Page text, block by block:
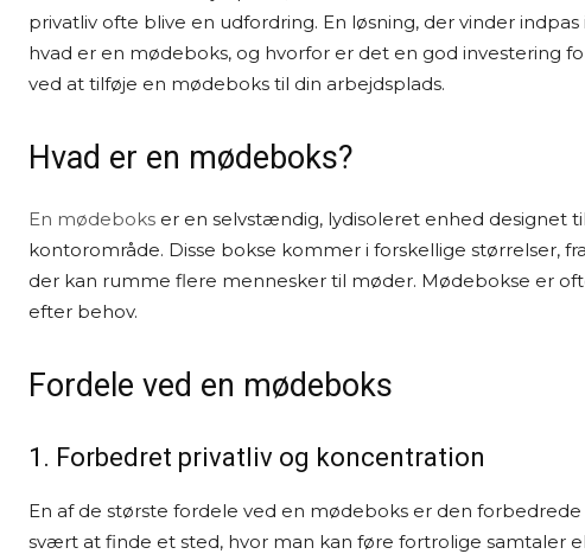
privatliv ofte blive en udfordring. En løsning, der vinder
hvad er en mødeboks, og hvorfor er det en god investering
ved at tilføje en mødeboks til din arbejdsplads.
Hvad er en mødeboks?
En mødeboks er en selvstændig, lydisoleret enhed designet
kontorområde. Disse bokse kommer i forskellige størrelser,
der kan rumme flere mennesker til møder. Mødebokse er
efter behov.
Fordele ved en mødeboks
1. Forbedret privatliv og koncentration
En af de største fordele ved en mødeboks er den
svært at finde et sted, hvor man kan føre fortrolige samtaler